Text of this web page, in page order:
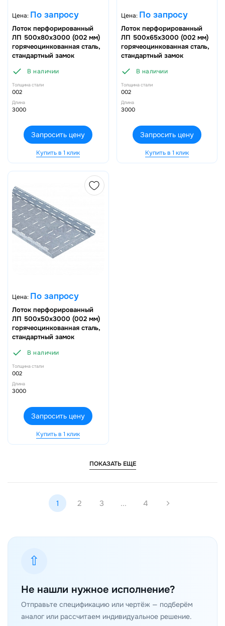
Цена: По запросу
Лоток перфорированный
ЛП 500х80х3000 (002 мм)
горячеоцинкованная сталь,
стандартный замок
В наличии
Толщина стали
002
Длина
3000
Запросить цену
Купить в 1 клик
Цена: По запросу
Лоток перфорированный
ЛП 500х65х3000 (002 мм)
горячеоцинкованная сталь,
стандартный замок
В наличии
Толщина стали
002
Длина
3000
Запросить цену
Купить в 1 клик
Цена: По запросу
Лоток перфорированный
ЛП 500х50х3000 (002 мм)
горячеоцинкованная сталь,
стандартный замок
В наличии
Толщина стали
002
Длина
3000
Запросить цену
Купить в 1 клик
ПОКАЗАТЬ ЕЩЕ
1 2 3 ... 4
⇧
Не нашли нужное исполнение?
Отправьте спецификацию или чертёж — подберём
аналог или рассчитаем индивидуальное решение.